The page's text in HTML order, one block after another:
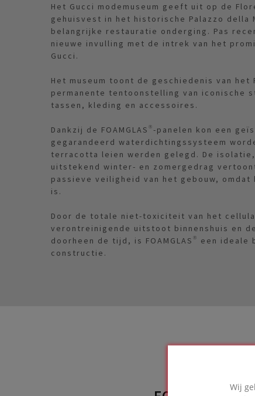
Wij
Het Gucci modemuseum geeft uit op de
gehuisvest in het historische Palazzo della
belangrijke restauratie onderging. Pas
nieuwe invulling met de intrek van het
Gucci.
Het museum toont de geschiedenis van
permanente tentoonstelling van iconische
tassen, kleding en accessoires.
Dankzij de FOAMGLAS®-panelen kon een
gegarandeerd waterdichtingssysteem
terracotta leien werden gelegd. De
uitstekend winter- en zomergedrag
passieve veiligheid van het gebouw,
is.
Door de totale niet-toxiciteit van het
verontreinigende uitstoot binnenshuis en
doorheen de tijd, is FOAMGLAS® een
constructie.